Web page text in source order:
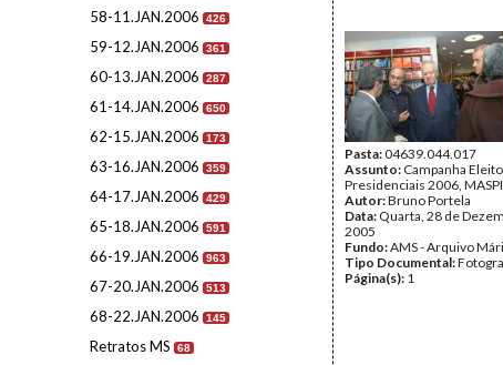
58-11.JAN.2006 426
59-12.JAN.2006 361
60-13.JAN.2006 287
61-14.JAN.2006 650
62-15.JAN.2006 173
63-16.JAN.2006 359
64-17.JAN.2006 429
65-18.JAN.2006 591
66-19.JAN.2006 963
67-20.JAN.2006 513
68-22.JAN.2006 145
Retratos MS 68
Pasta:04639.044.017
Assunto: Campanha
Presidenciais 2006,
Autor:Bruno Portela
Data: Quarta, 28 de
2005
Fundo:AMS - Arquivo
Tipo Documental:
Página(s): 1